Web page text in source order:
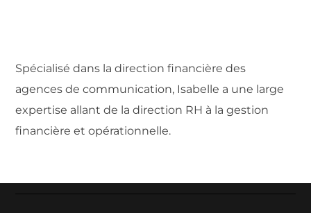
Spécialisé dans la direction financière des
agences de communication, Isabelle a une large
expertise allant de la direction RH à la gestion
financière et opérationnelle.